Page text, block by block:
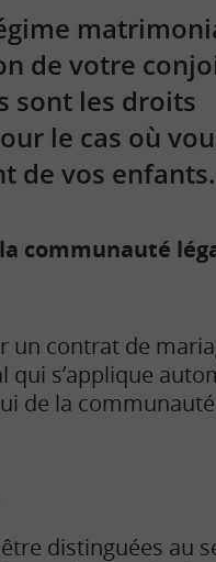
de votre
sont les droits
le cas où
de vos enfants.
communauté
un contrat de
qui s’applique
de la
distinguées au